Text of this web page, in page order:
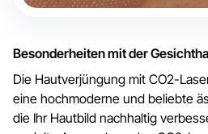
Besonderheiten mit der
Die Hautverjüngung mit CO2-
eine hochmoderne und beliebte
die Ihr Hautbild nachhaltig